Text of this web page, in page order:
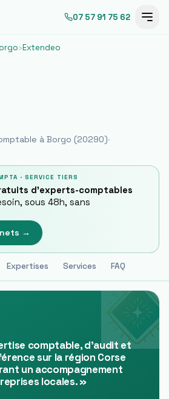
07 57 91 75 62
›Extendeo
à Borgo (20290)·
· SERVICE TIERS
d'experts-comptables
sous 48h, sans
→
Expertises Services FAQ
comptable, d'audit et
sur la région Corse
un accompagnement
locales.»